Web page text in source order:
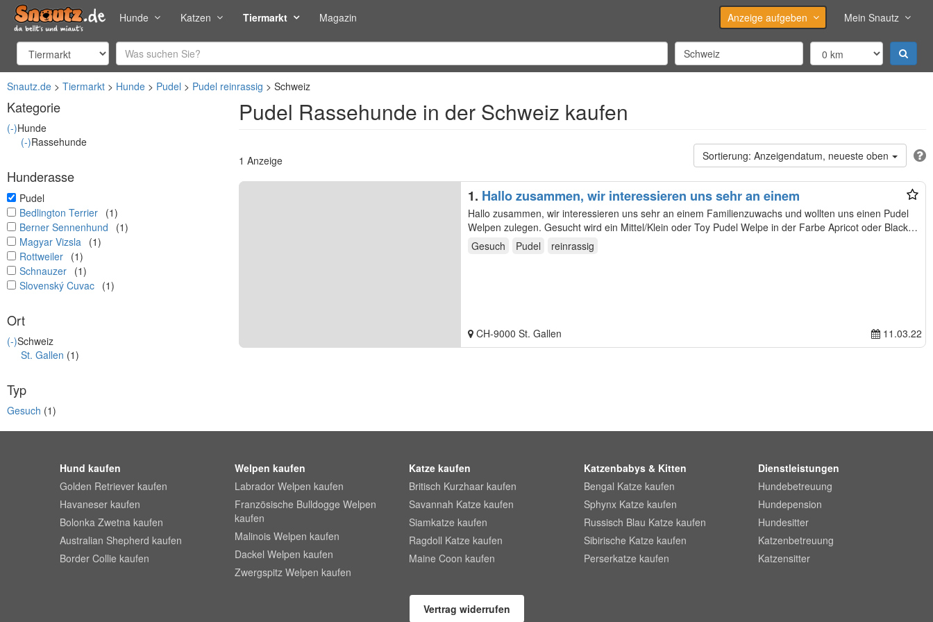
Hunde Katzen Tiermarkt Magazin Anzeige aufgeben Mein Snautz
Snautz.de Tiermarkt Hunde Pudel Pudel reinrassig Schweiz
Kategorie
(-)Hunde
(-)Rassehunde
Hunderasse
undefined
Pudel
undefined
Bedlington Terrier (1)
undefined
Berner Sennenhund
(1)
undefined
Magyar Vizsla (1)
undefined
Rottweiler (1)
undefined
Schnauzer (1)
undefined
Slovenský Cuvac (1)
Ort
(-)Schweiz
St. Gallen (1)
Typ
Gesuch (1)
Pudel Rassehunde in der Schweiz kaufen
Anzeigendatum, neueste oben
1 Anzeige
1. Hallo zusammen, wir interessieren uns sehr an einem
Hallo zusammen, wir interessieren uns sehr an einem Familienzuwachs und wollten uns einen Pudel
Welpen zulegen. Gesucht wird ein Mittel/Klein oder Toy Pudel Welpe in der Farbe Apricot oder Black
Tan…
Gesuch Pudel reinrassig
CH-9000 St. Gallen 11.03.22
Hund kaufen
Golden Retriever kaufen
Havaneser kaufen
Bolonka Zwetna kaufen
Australian Shepherd kaufen
Border Collie kaufen
Welpen kaufen
Labrador Welpen kaufen
Französische Bulldogge Welpen
kaufen
Malinois Welpen kaufen
Dackel Welpen kaufen
Zwergspitz Welpen kaufen
Katze kaufen
Britisch Kurzhaar kaufen
Savannah Katze kaufen
Siamkatze kaufen
Ragdoll Katze kaufen
Maine Coon kaufen
Katzenbabys & Kitten
Bengal Katze kaufen
Sphynx Katze kaufen
Russisch Blau Katze kaufen
Sibirische Katze kaufen
Perserkatze kaufen
Dienstleistungen
Hundebetreuung
Hundepension
Hundesitter
Katzenbetreuung
Katzensitter
Vertrag widerrufen